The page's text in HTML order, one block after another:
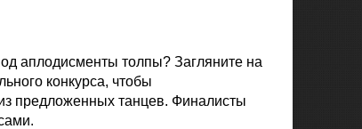
аплодисменты толпы? Загляните на
конкурса, чтобы
предложенных танцев. Финалисты